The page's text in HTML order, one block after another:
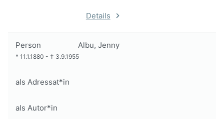
Details
Person Albu, Jenny
* 11.1.1880 - † 3.9.1955
als Adressat*in
als Autor*in